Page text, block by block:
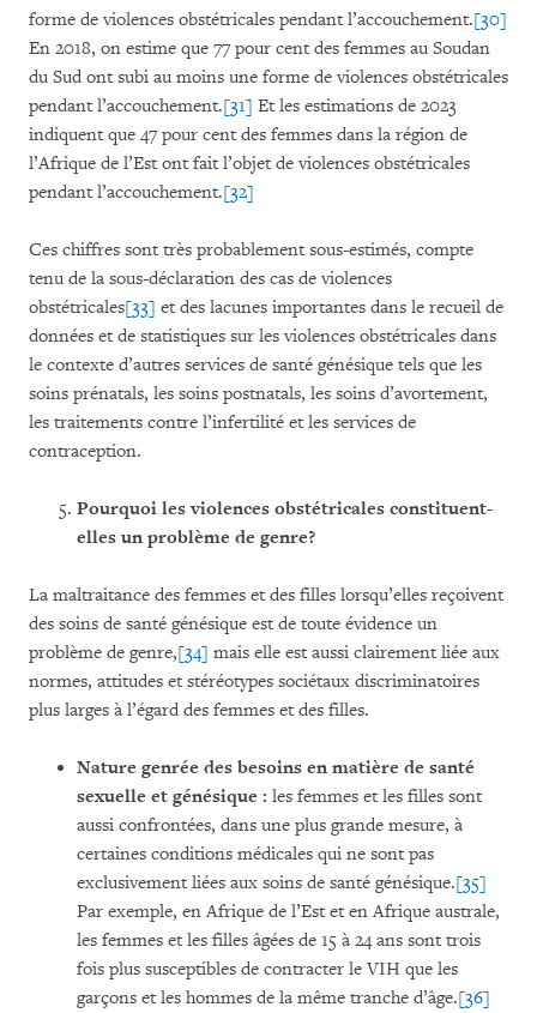
forme de violences obstétricales pendant l’accouchement.[30]
En 2018, on estime que 77 pour cent des femmes au Soudan
du Sud ont subi au moins une forme de violences obstétricales
pendant l’accouchement.[31] Et les estimations de 2023
indiquent que 47 pour cent des femmes dans la région de
l’Afrique de l’Est ont fait l’objet de violences obstétricales
pendant l’accouchement.[32]
Ces chiffres sont très probablement sous-estimés, compte
tenu de la sous-déclaration des cas de violences
obstétricales[33] et des lacunes importantes dans le recueil de
données et de statistiques sur les violences obstétricales dans
le contexte d’autres services de santé génésique tels que les
soins prénatals, les soins postnatals, les soins d’avortement,
les traitements contre l’infertilité et les services de
contraception.
Pourquoi les violences obstétricales constituent-
elles un problème de genre?
La maltraitance des femmes et des filles lorsqu’elles reçoivent
des soins de santé génésique est de toute évidence un
problème de genre,[34] mais elle est aussi clairement liée aux
normes, attitudes et stéréotypes sociétaux discriminatoires
plus larges à l’égard des femmes et des filles.
Nature genrée des besoins en matière de santé
sexuelle et génésique : les femmes et les filles sont
aussi confrontées, dans une plus grande mesure, à
certaines conditions médicales qui ne sont pas
exclusivement liées aux soins de santé génésique.[35]
Par exemple, en Afrique de l’Est et en Afrique australe,
les femmes et les filles âgées de 15 à 24 ans sont trois
fois plus susceptibles de contracter le VIH que les
garçons et les hommes de la même tranche d’âge.[36]